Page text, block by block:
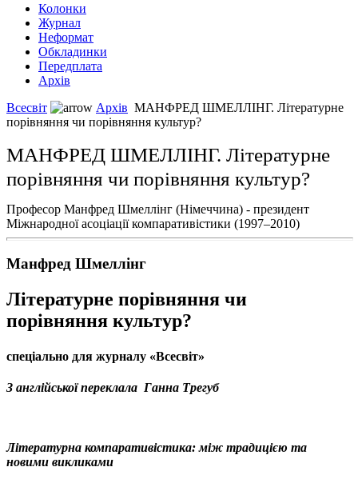
Колонки
Журнал
Неформат
Обкладинки
Передплата
Архів
Всесвіт
Архів МАНФРЕД ШМЕЛЛІНГ. Літературне
порівняння чи порівняння культур?
МАНФРЕД ШМЕЛЛІНГ. Літературне
порівняння чи порівняння культур?
Професор Манфред Шмеллінг (Німеччина) - президент
Міжнародної асоціації компаративістики (1997–2010)
Манфред Шмеллінг
Літературне порівняння чи
порівняння культур?
спеціально для журналу «Всесвіт»
З англійської переклала Ганна Трегуб
Літературна компаративістика: між традицією та
новими викликами